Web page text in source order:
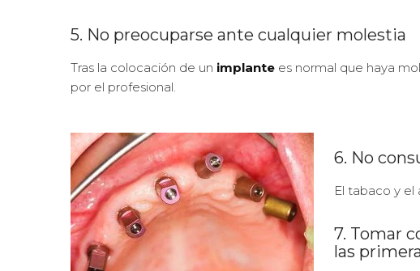
5. No preocuparse ante cualquier molestia
Tras la colocación de un implante es normal que haya
por el profesional.
6. No
El tabaco y el
7. Tomar
las